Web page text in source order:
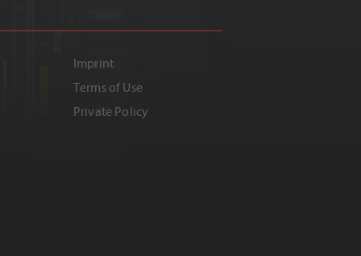
Imprint
Terms of Use
Private Policy